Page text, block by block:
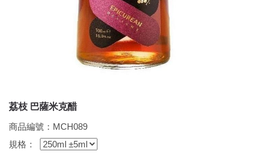
荔枝 巴薩米克醋
商品編號：MCH089
規格：